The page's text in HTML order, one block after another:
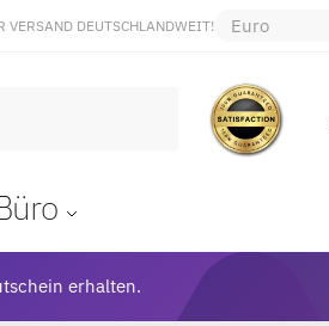
VERSAND DEUTSCHLANDWEIT!
erhalten.